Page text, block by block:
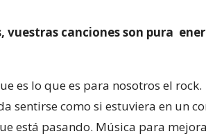
vuestras canciones son pura
es lo que es para nosotros el rock.
sentirse como si estuviera en un
está pasando. Música para